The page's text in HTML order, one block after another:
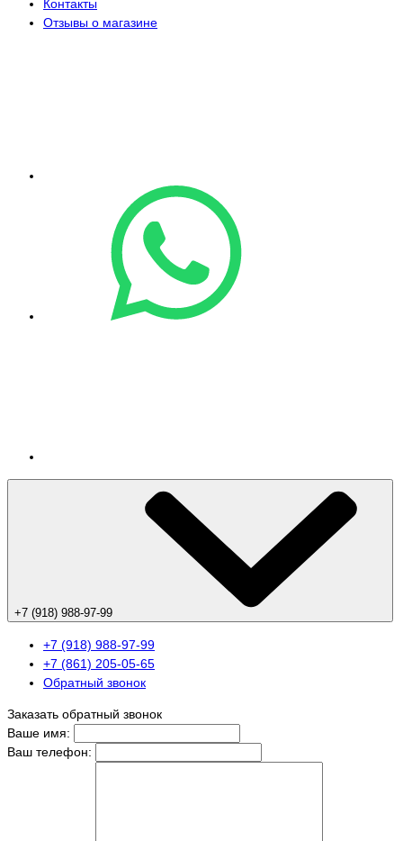
Контакты
Отзывы о магазине
+7 (918) 988-97-99
+7 (918) 988-97-99
+7 (861) 205-05-65
Обратный звонок
Заказать обратный звонок
Ваше имя:
Ваш телефон: